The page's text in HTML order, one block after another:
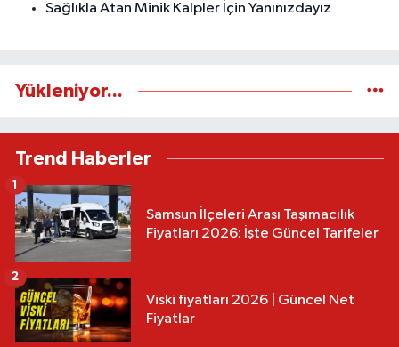
Sağlıkla Atan Minik Kalpler İçin Yanınızdayız
Yükleniyor...
Trend Haberler
Samsun İlçeleri Arası Taşımacılık
Fiyatları 2026: İşte Güncel Tarifeler
1
Viski fiyatları 2026 | Güncel Net
Fiyatlar
2